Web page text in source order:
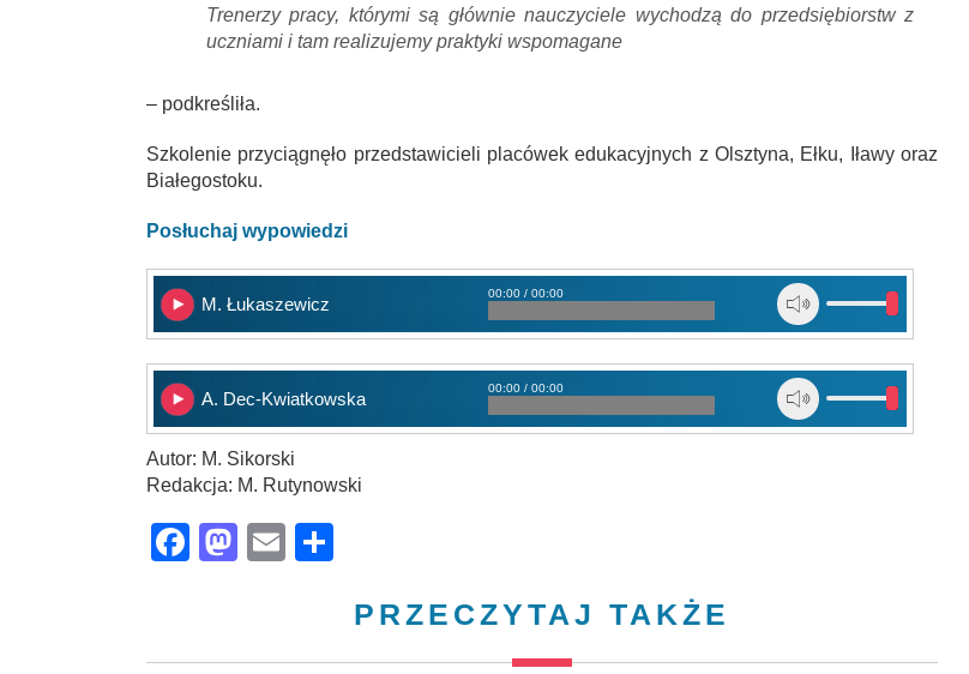
Trenerzy pracy, którymi są głównie nauczyciele wychodzą do przedsiębiorstw z
uczniami i tam realizujemy praktyki wspomagane
– podkreśliła.
Szkolenie przyciągnęło przedstawicieli placówek edukacyjnych z Olsztyna, Ełku, Iławy oraz
Białegostoku.
Posłuchaj wypowiedzi
M. Łukaszewicz
00:00 / 00:00
A. Dec-Kwiatkowska
00:00 / 00:00
Autor: M. Sikorski
Redakcja: M. Rutynowski
Facebook
Mastodon
Email
PRZECZYTAJ TAKŻE